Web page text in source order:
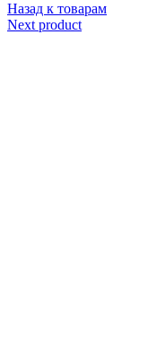
Назад к товарам
Next product